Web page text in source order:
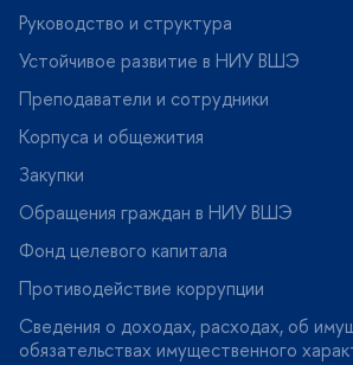
Руководство и структура
Устойчивое развитие в НИУ ВШЭ
Преподаватели и сотрудники
Корпуса и общежития
Закупки
Обращения граждан в НИУ ВШЭ
Фонд целевого капитала
Противодействие коррупции
Сведения о доходах, расходах, об
обязательствах имущественного